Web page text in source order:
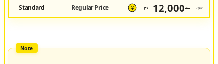
Standard Regular Price ¥ JPY 12,000~ /pax